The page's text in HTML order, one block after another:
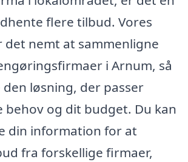
flere tilbud. Vores
nemt at sammenligne
i Arnum, så
løsning, der passer
behov og dit budget. Du kan
din information for at
fra forskellige firmaer,